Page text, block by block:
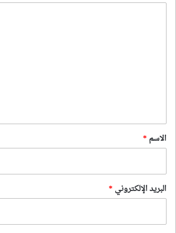
*
الاسم *
البريد الإلكتروني *